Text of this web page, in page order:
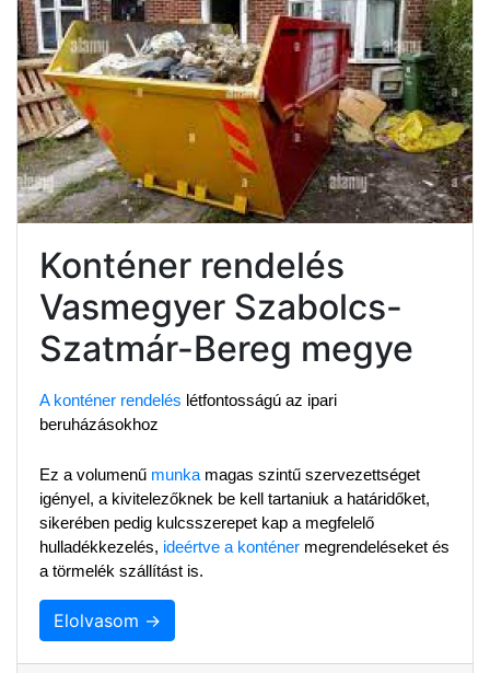
Konténer rendelés
Vasmegyer Szabolcs-
Szatmár-Bereg megye
A konténer rendelés létfontosságú az ipari
beruházásokhoz
Ez a volumenű munka magas szintű szervezettséget
igényel, a kivitelezőknek be kell tartaniuk a határidőket,
sikerében pedig kulcsszerepet kap a megfelelő
hulladékkezelés, ideértve a konténer megrendeléseket és
a törmelék szállítást is.
Elolvasom →